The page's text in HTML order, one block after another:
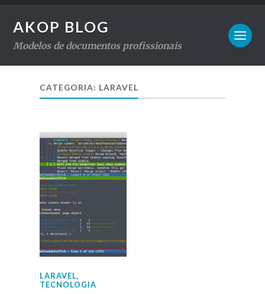
AKOP BLOG
Modelos de documentos profissionais
CATEGORIA: LARAVEL
LARAVEL,
TECNOLOGIA